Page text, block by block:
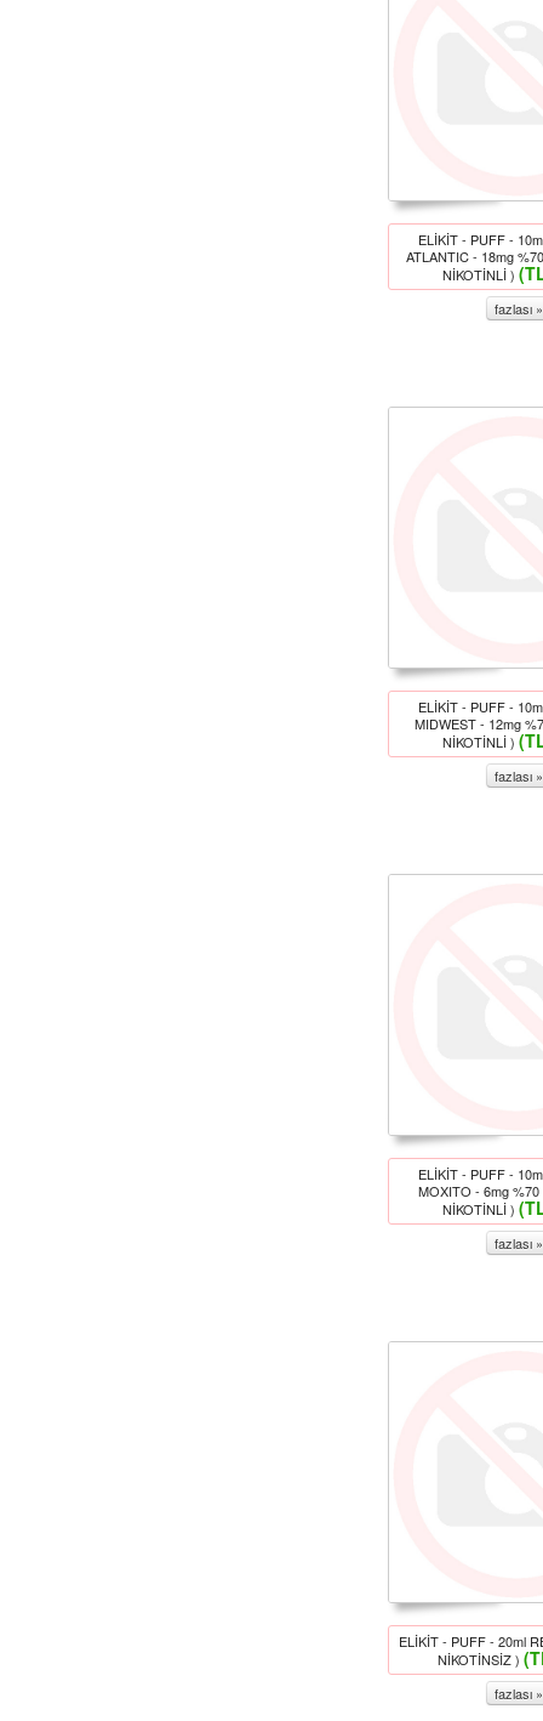
ELİKİT - PUFF -
ATLANTIC - 18mg
NİKOTİNLİ )
fazlası »
ELİKİT - PUFF -
MIDWEST - 12mg
NİKOTİNLİ )
fazlası »
ELİKİT - PUFF -
MOXITO - 6mg
NİKOTİNLİ )
fazlası »
ELİKİT - PUFF - 20ml
NİKOTİNSİZ )
fazlası »